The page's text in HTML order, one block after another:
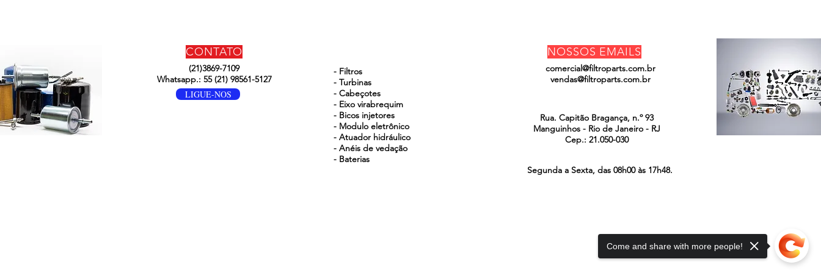
CONTATO
(21)3869-7109
Whatsapp.: 55 (21) 98561-5127
LIGUE-NOS
- Filtros
- Turbinas
- Cabeçotes
- Eixo virabrequim
- Bicos injetores
- Modulo eletrônico
- Atuador hidráulico
- Anéis de vedação
- Baterias
NOSSOS EMAILS
comercial@filtroparts.com.br
vendas@filtroparts.com.br
Rua. Capitão Bragança, n.º 93
Manguinhos - Rio de Janeiro - RJ
Cep.: 21.050-030
Segunda a Sexta, das 08h00 às 17h48.
Come and share with more people!